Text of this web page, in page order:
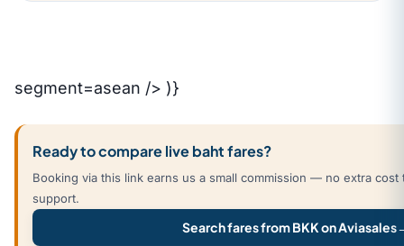
segment=asean /> )}
Ready to compare live baht fares?
Booking via this link earns us a small commission — no extra
support.
Search fares from BKK on Aviasales